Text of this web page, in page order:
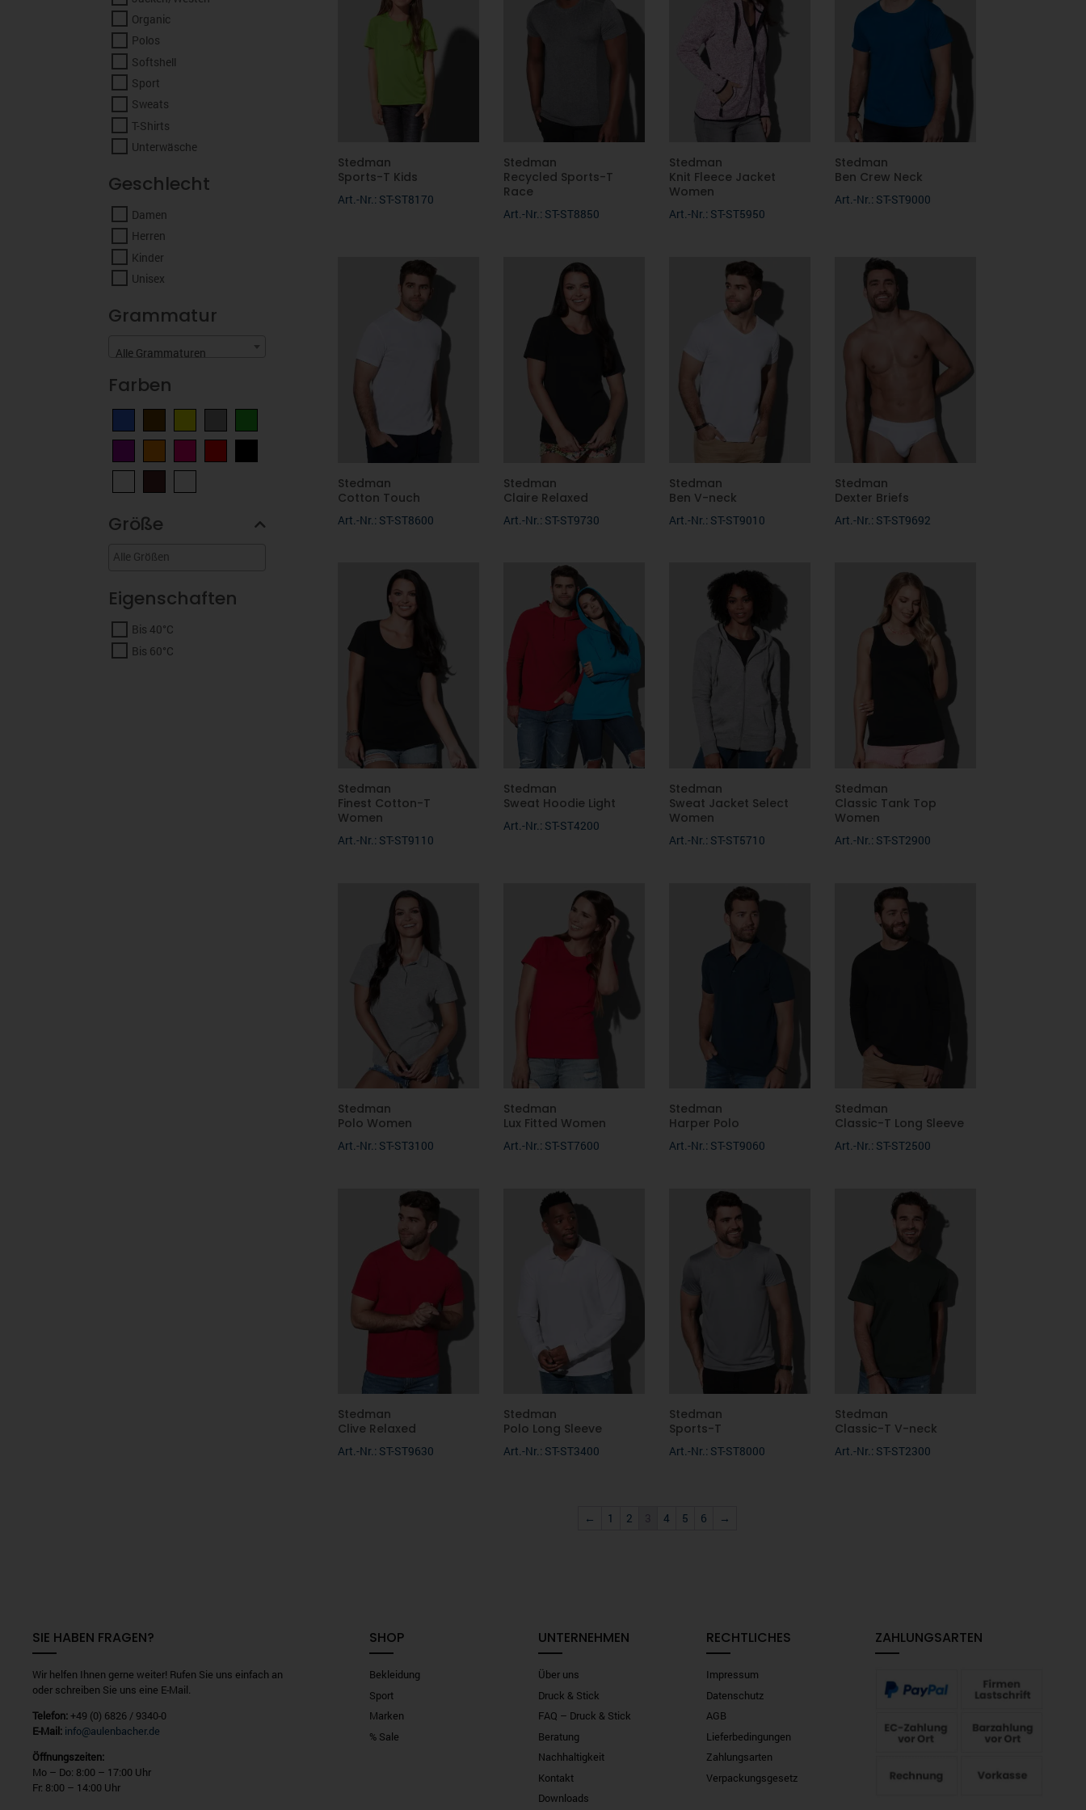
Stedman
Sports-T Kids
Art.-Nr.: ST-ST8170
Stedman
Recycled Sports-T
Race
Art.-Nr.: ST-ST8850
Stedman
Knit Fleece Jacket
Women
Art.-Nr.: ST-ST5950
Stedman
Ben Crew Neck
Art.-Nr.: ST-ST9000
Stedman
Cotton Touch
Art.-Nr.: ST-ST8600
Stedman
Claire Relaxed
Art.-Nr.: ST-ST9730
Stedman
Ben V-neck
Art.-Nr.: ST-ST9010
Stedman
Dexter Briefs
Art.-Nr.: ST-ST9692
Stedman
Finest Cotton-T
Women
Art.-Nr.: ST-ST9110
Stedman
Sweat Hoodie Light
Art.-Nr.: ST-ST4200
Stedman
Sweat Jacket Select
Women
Art.-Nr.: ST-ST5710
Stedman
Classic Tank Top
Women
Art.-Nr.: ST-ST2900
Stedman
Polo Women
Art.-Nr.: ST-ST3100
Stedman
Lux Fitted Women
Art.-Nr.: ST-ST7600
Stedman
Harper Polo
Art.-Nr.: ST-ST9060
Stedman
Classic-T Long Sleeve
Art.-Nr.: ST-ST2500
Stedman
Clive Relaxed
Art.-Nr.: ST-ST9630
Stedman
Polo Long Sleeve
Art.-Nr.: ST-ST3400
Stedman
Sports-T
Art.-Nr.: ST-ST8000
Stedman
Classic-T V-neck
Art.-Nr.: ST-ST2300
← 1 2 3 4 5 6 →
Organic
Polos
Softshell
Sport
Sweats
T-Shirts
Unterwäsche
Geschlecht
Damen
Herren
Kinder
Unisex
Grammatur
Alle Grammaturen
Farben
Größe
Eigenschaften
Bis 40°C
Bis 60°C
SIE HABEN FRAGEN?
Wir helfen Ihnen gerne weiter! Rufen Sie uns einfach an
oder schreiben Sie uns eine E-Mail.
Telefon:+49 (0) 6826 / 9340-0
E-Mail: info@aulenbacher.de
Öffnungszeiten:
Mo – Do: 8:00 – 17:00 Uhr
Fr: 8:00 – 14:00 Uhr
SHOP
Bekleidung
Sport
Marken
% Sale
UNTERNEHMEN
Über uns
Druck & Stick
FAQ – Druck & Stick
Beratung
Nachhaltigkeit
Kontakt
Downloads
RECHTLICHES
Impressum
Datenschutz
AGB
Lieferbedingungen
Zahlungsarten
Verpackungsgesetz
ZAHLUNGSARTEN